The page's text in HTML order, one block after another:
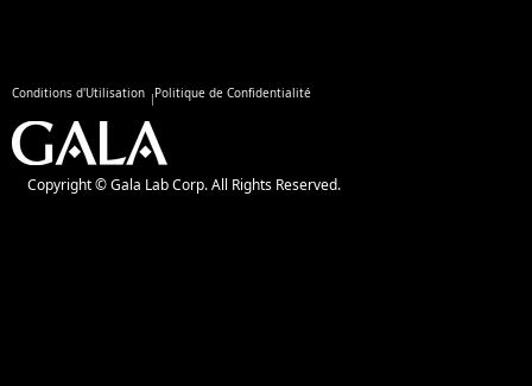
Conditions d'Utilisation Politique de Confidentialité
Copyright © Gala Lab Corp. All Rights Reserved.